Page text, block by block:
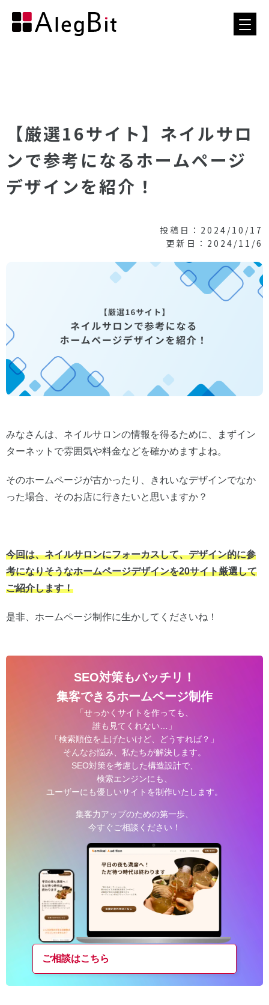
【厳選16サイト】ネイルサロ
ンで参考になるホームページ
デザインを紹介！
投稿日：2024/10/17
更新日：2024/11/6
みなさんは、ネイルサロンの情報を得るために、まずイン
ターネットで雰囲気や料金などを確かめますよね。
そのホームページが古かったり、きれいなデザインでなか
った場合、そのお店に行きたいと思いますか？
今回は、ネイルサロンにフォーカスして、デザイン的に参
考になりそうなホームページデザインを20サイト厳選して
ご紹介します！
是非、ホームページ制作に生かしてくださいね！
SEO対策もバッチリ！
集客できるホームページ制作
「せっかくサイトを作っても、
誰も見てくれない…」
「検索順位を上げたいけど、どうすれば？」
そんなお悩み、私たちが解決します。
SEO対策を考慮した構造設計で、
検索エンジンにも、
ユーザーにも優しいサイトを制作いたします。
集客力アップのための第一歩、
今すぐご相談ください！
ご相談はこちら